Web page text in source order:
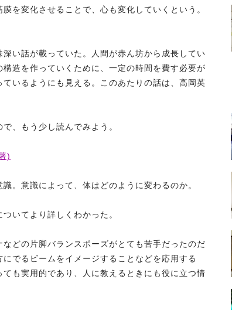
を変化させることで、心も変化していくという。
い話が載っていた。人間が赤ん坊から成長してい
造を作っていくために、一定の時間を費す必要が
いるようにも見える。このあたりの話は、高岡英
、もう少し読んでみよう。
)
。意識によって、体はどのように変わるのか。
いてより詳しくわかった。
どの片脚バランスポーズがとても苦手だったのだ
でるビームをイメージすることなどを応用する
も実用的であり、人に教えるときにも役に立つ情